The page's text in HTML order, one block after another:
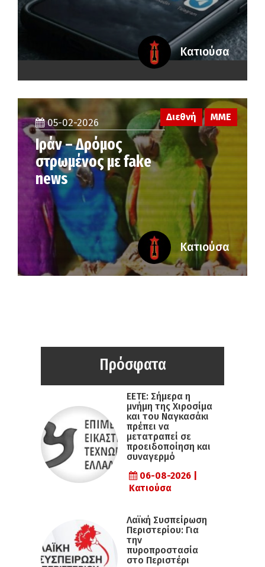
Κατιούσα
05-02-2026
Ιράν – Δρόμος
στρωμένος με fake
news
Διεθνή ΜΜΕ
Κατιούσα
Πρόσφατα
ΕΕΤΕ: Σήμερα η
μνήμη της Χιροσίμα
και του Ναγκασάκι
πρέπει να
μετατραπεί σε
προειδοποίηση και
συναγερμό
06-08-2026 |
Κατιούσα
Λαϊκή Συσπείρωση
Περιστερίου: Για
την
πυροπροστασία
στο Περιστέρι